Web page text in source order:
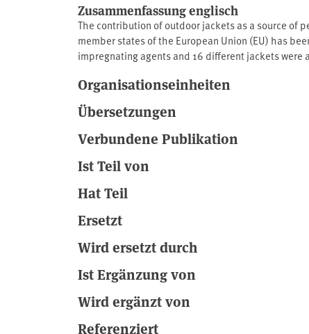
Zusammenfassung englisch
The contribution of outdoor jackets as a source of
member states of the European Union (EU) has
impregnating agents and 16 different jackets were
aquatic environment.
Quelle: http://www.umweltbundesamt.de/
Organisationseinheiten
Übersetzungen
Verbundene Publikation
Ist Teil von
Hat Teil
Ersetzt
Wird ersetzt durch
Ist Ergänzung von
Wird ergänzt von
Referenziert